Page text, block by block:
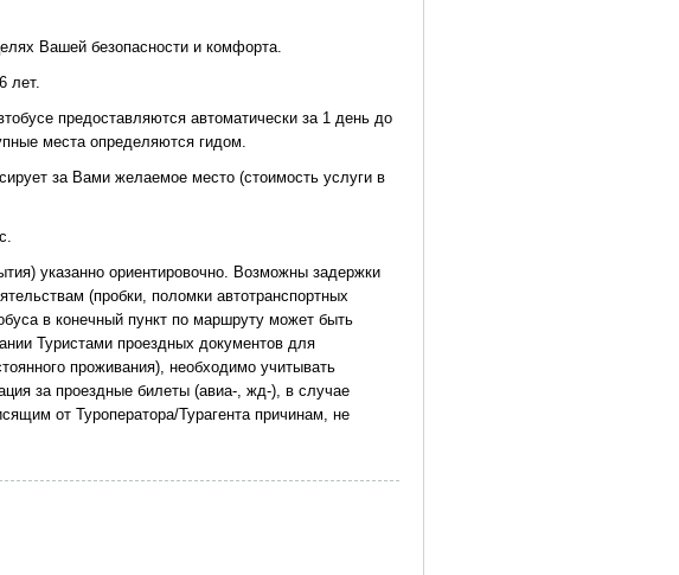
Вашей безопасности и комфорта.
лет.
предоставляются автоматически за 1 день до
места определяются гидом.
за Вами желаемое место (стоимость услуги в
указанно ориентировочно. Возможны задержки
(пробки, поломки автотранспортных
в конечный пункт по маршруту может быть
Туристами проездных документов для
проживания), необходимо учитывать
за проездные билеты (авиа-, жд-), в случае
от Туроператора/Турагента причинам, не